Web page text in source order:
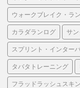
ウォークブレイク・ラ
カラダランログ サ
スプリント・インター
タバタトレーニング
フラッドラッシュスキ